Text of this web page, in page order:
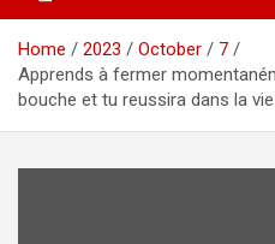
Home 2023 October
7
Apprends à fermer
bouche et tu reussira dans la vie